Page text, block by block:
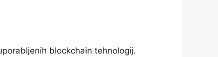
blockchain tehnologij.